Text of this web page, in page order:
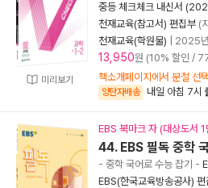
미리보기
중등 체크체크 내신서
천재교육(참고서) 편집부 (
천재교육(학원물)
2025
13,950원 (10% 할인 /
책소개페이지에서 분철 선
양탄자배송 내일 아침 7시
EBS 북마크 자 (대상도서 1
44. EBS 필독 중학
- 중학 국어로 수능 잡기 -
EBS(한국교육방송공사) 편